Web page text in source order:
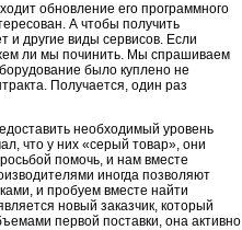
обновление его программного
А чтобы получить
и другие виды сервисов. Если
ли мы починить. Мы спрашиваем
было куплено не
Получается, один раз
необходимый уровень
что у них «серый товар», они
помочь, и нам вместе
иногда позволяют
и пробуем вместе найти
новый заказчик, который
первой поставки, она активно